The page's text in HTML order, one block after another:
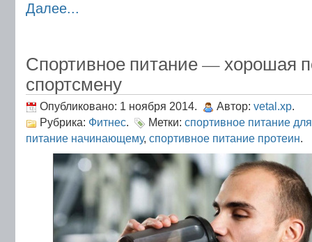
Далее...
Спортивное питание — хорошая
спортсмену
Опубликовано: 1 ноября 2014. Автор: vetal.xp.
Рубрика: Фитнес. Метки: спортивное питание
питание начинающему, спортивное питание протеин.